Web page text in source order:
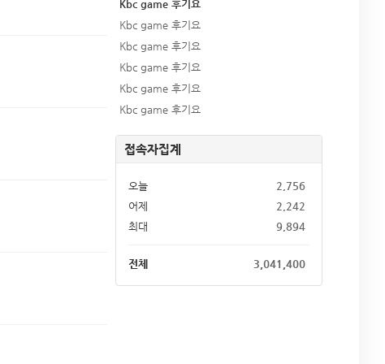
Kbc game 후기요
Kbc game 후기요
Kbc game 후기요
Kbc game 후기요
Kbc game 후기요
Kbc game 후기요
접속자집계
오늘
2,756
어제
2,242
최대
9,894
전체 3,041,400